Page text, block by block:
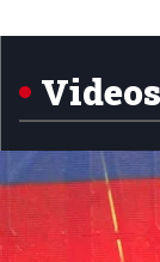
1
Videos